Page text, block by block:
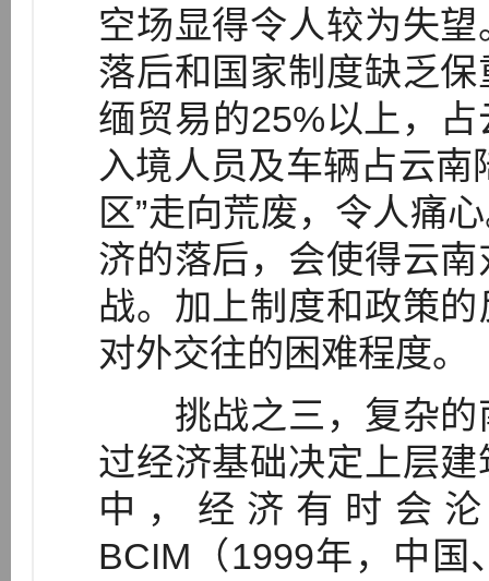
空场显得令人较为失
落后和国家制度缺乏
缅贸易的25%以上，
入境人员及车辆占云南
区”走向荒废，令人痛
济的落后，会使得云
战。加上制度和政策
对外交往的困难程度。
挑战之三，复杂的
过经济基础决定上层
中，经济有时会
BCIM（1999年，中